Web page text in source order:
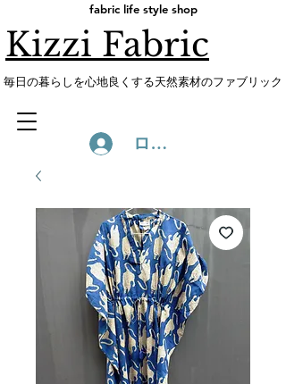
fabric life style shop
Kizzi Fabric
​毎日の暮らしを心地良くする天然素材のファブリック
ログイン